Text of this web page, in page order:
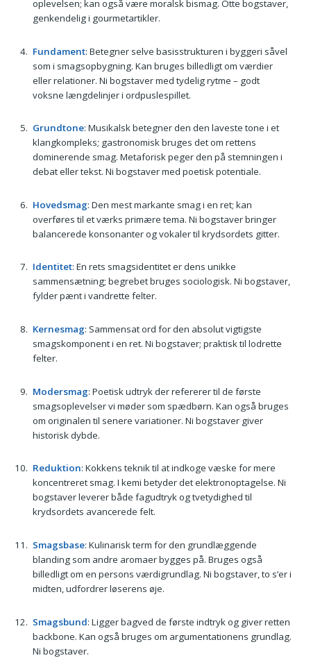
oplevelsen; kan også være moralsk bismag. Otte bogstaver,
genkendelig i gourmetartikler.
Fundament: Betegner selve basisstrukturen i byggeri såvel
som i smagsopbygning. Kan bruges billedligt om værdier
eller relationer. Ni bogstaver med tydelig rytme – godt
voksne længdelinjer i ordpuslespillet.
Grundtone: Musikalsk betegner den den laveste tone i et
klangkompleks; gastronomisk bruges det om rettens
dominerende smag. Metaforisk peger den på stemningen i
debat eller tekst. Ni bogstaver med poetisk potentiale.
Hovedsmag: Den mest markante smag i en ret; kan
overføres til et værks primære tema. Ni bogstaver bringer
balancerede konsonanter og vokaler til krydsordets gitter.
Identitet: En rets smagsidentitet er dens unikke
sammensætning; begrebet bruges sociologisk. Ni bogstaver,
fylder pænt i vandrette felter.
Kernesmag: Sammensat ord for den absolut vigtigste
smagskomponent i en ret. Ni bogstaver; praktisk til lodrette
felter.
Modersmag: Poetisk udtryk der refererer til de første
smagsoplevelser vi møder som spædbørn. Kan også bruges
om originalen til senere variationer. Ni bogstaver giver
historisk dybde.
Reduktion: Kokkens teknik til at indkoge væske for mere
koncentreret smag. I kemi betyder det elektronoptagelse. Ni
bogstaver leverer både fagudtryk og tvetydighed til
krydsordets avancerede felt.
Smagsbase: Kulinarisk term for den grundlæggende
blanding som andre aromaer bygges på. Bruges også
billedligt om en persons værdigrundlag. Ni bogstaver, to s’er i
midten, udfordrer løserens øje.
Smagsbund: Ligger bagved de første indtryk og giver retten
backbone. Kan også bruges om argumentationens grundlag.
Ni bogstaver.